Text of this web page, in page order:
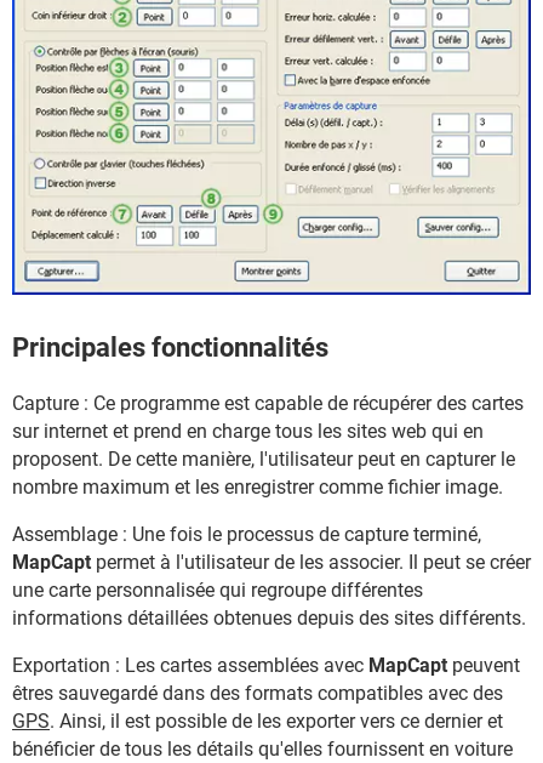
Principales fonctionnalités
Capture : Ce programme est capable de récupérer des cartes
sur internet et prend en charge tous les sites web qui en
proposent. De cette manière, l'utilisateur peut en capturer le
nombre maximum et les enregistrer comme fichier image.
Assemblage : Une fois le processus de capture terminé,
MapCapt permet à l'utilisateur de les associer. Il peut se créer
une carte personnalisée qui regroupe différentes
informations détaillées obtenues depuis des sites différents.
Exportation : Les cartes assemblées avec MapCapt peuvent
êtres sauvegardé dans des formats compatibles avec des
GPS. Ainsi, il est possible de les exporter vers ce dernier et
bénéficier de tous les détails qu'elles fournissent en voiture